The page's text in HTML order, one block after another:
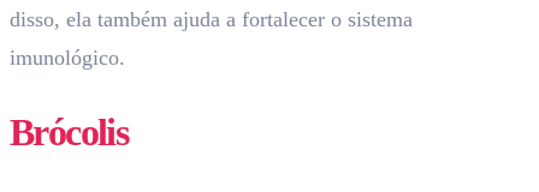
disso, ela também ajuda a fortalecer o sistema
imunológico.
Brócolis